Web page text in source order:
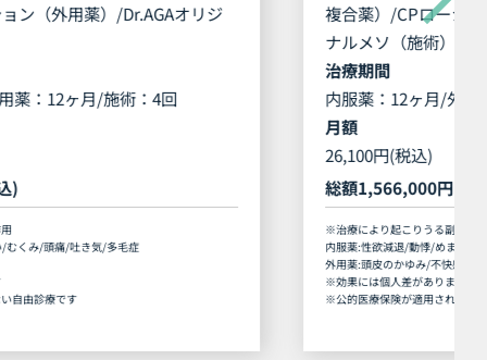
複合薬）/CPローション（外用薬）/Dr.AGAオリジ
内服薬：12ヶ月/外用薬：12ヶ月/施術：12回
内服薬:性欲減退/動悸/めまい/むくみ/頭痛/吐き気/多毛症
※公的医療保険が適用されない自由診療です